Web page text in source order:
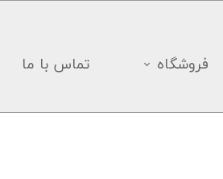
فروشگاه تماس با ما